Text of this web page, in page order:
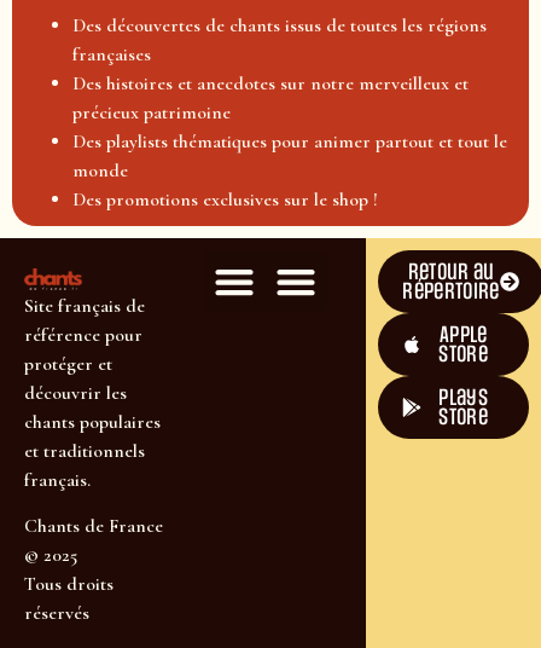
Des découvertes de chants issus de toutes les régions
françaises
Des histoires et anecdotes sur notre merveilleux et
précieux patrimoine
Des playlists thématiques pour animer partout et tout le
monde
Des promotions exclusives sur le shop !
Site français de
référence pour
protéger et
découvrir les
chants populaires
et traditionnels
français.
Chants de France
© 2025
Tous droits
réservés
Retour au
répertoire
Apple
Store
plays
store